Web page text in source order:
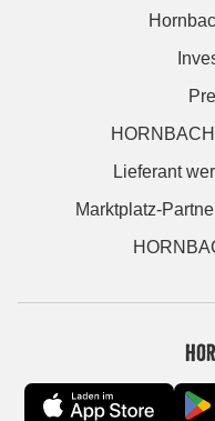
Lieferant
Marktplatz-